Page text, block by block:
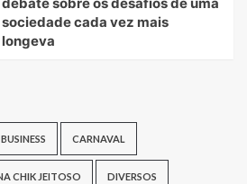
sociedade cada vez mais
longeva
BUSINESS CARNAVAL
CHIK JEITOSO DIVERSOS